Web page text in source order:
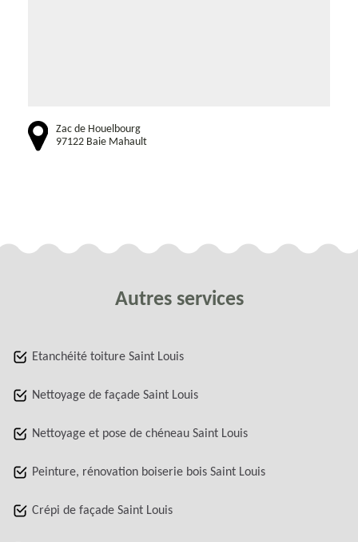
Zac de Houelbourg
97122 Baie Mahault
Autres services
Etanchéité toiture Saint Louis
Nettoyage de façade Saint Louis
Nettoyage et pose de chéneau Saint Louis
Peinture, rénovation boiserie bois Saint Louis
Crépi de façade Saint Louis